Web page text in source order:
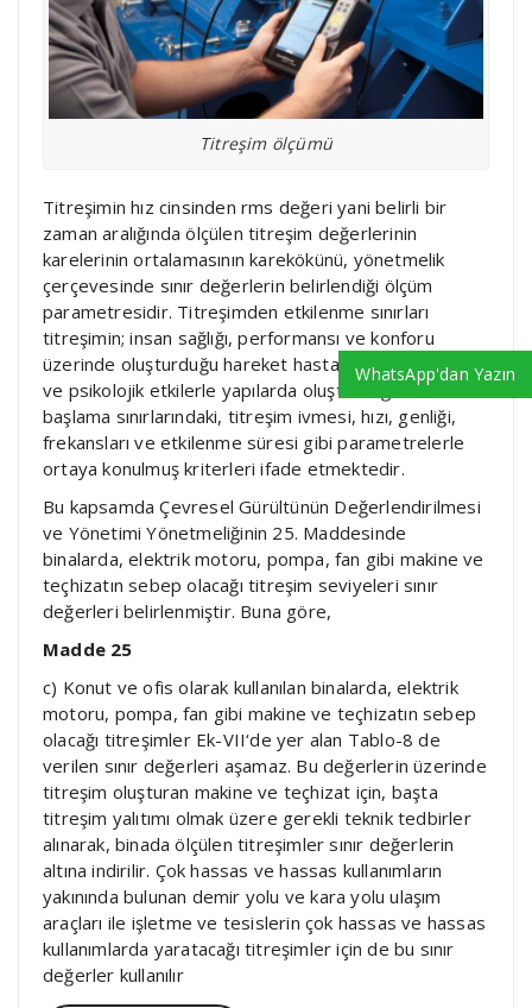
Titreşim ölçümü
Titreşimin hız cinsinden rms değeri yani belirli bir
zaman aralığında ölçülen titreşim değerlerinin
karelerinin ortalamasının karekökünü, yönetmelik
çerçevesinde sınır değerlerin belirlendiği ölçüm
parametresidir. Titreşimden etkilenme sınırları
titreşimin; insan sağlığı, performansı ve konforu
üzerinde oluşturduğu hareket hastalığı gibi fizyolojik
ve psikolojik etkilerle yapılarda oluşturduğu hasarların
başlama sınırlarındaki, titreşim ivmesi, hızı, genliği,
frekansları ve etkilenme süresi gibi parametrelerle
ortaya konulmuş kriterleri ifade etmektedir.
Bu kapsamda Çevresel Gürültünün Değerlendirilmesi
ve Yönetimi Yönetmeliğinin 25. Maddesinde
binalarda, elektrik motoru, pompa, fan gibi makine ve
teçhizatın sebep olacağı titreşim seviyeleri sınır
değerleri belirlenmiştir. Buna göre,
Madde 25
c) Konut ve ofis olarak kullanılan binalarda, elektrik
motoru, pompa, fan gibi makine ve teçhizatın sebep
olacağı titreşimler Ek-VII‘de yer alan Tablo-8 de
verilen sınır değerleri aşamaz. Bu değerlerin üzerinde
titreşim oluşturan makine ve teçhizat için, başta
titreşim yalıtımı olmak üzere gerekli teknik tedbirler
alınarak, binada ölçülen titreşimler sınır değerlerin
altına indirilir. Çok hassas ve hassas kullanımların
yakınında bulunan demir yolu ve kara yolu ulaşım
araçları ile işletme ve tesislerin çok hassas ve hassas
kullanımlarda yaratacağı titreşimler için de bu sınır
değerler kullanılır
WhatsApp'dan Yazın